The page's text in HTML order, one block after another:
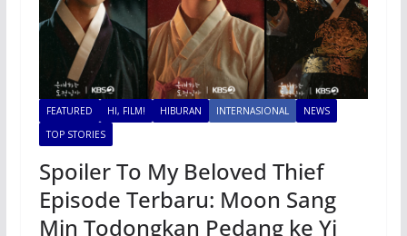
FEATURED HI, FILM! HIBURAN INTERNASIONAL
NEWS
TOP STORIES
Spoiler To My Beloved Thief
Episode Terbaru: Moon Sang
Min Todongkan Pedang ke Yi